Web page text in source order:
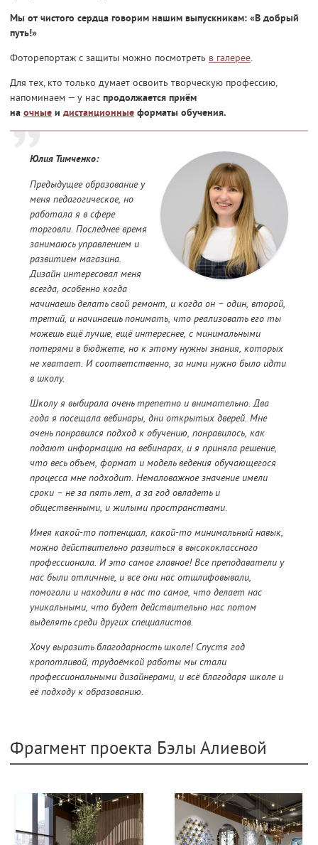
Мы от чистого сердца говорим нашим выпускникам: «В добрый
путь!»
Фоторепортаж с защиты можно посмотреть в галерее.
Для тех, кто только думает освоить творческую профессию,
напоминаем — у нас продолжается приём
на очные и дистанционные форматы обучения.
Юлия Тимченко:
Предыдущее образование у
меня педагогическое, но
работала я в сфере
торговли. Последнее время
занимаюсь управлением и
развитием магазина.
Дизайн интересовал меня
всегда, особенно когда
начинаешь делать свой ремонт, и когда он – один, второй,
третий, и начинаешь понимать, что реализовать его ты
можешь ещё лучше, ещё интереснее, с минимальными
потерями в бюджете, но к этому нужны знания, которых
не хватает. И соответственно, за ними нужно было идти
в школу.
Школу я выбирала очень трепетно и внимательно. Два
года я посещала вебинары, дни открытых дверей. Мне
очень понравился подход к обучению, понравилось, как
подают информацию на вебинарах, и я приняла решение,
что весь объем, формат и модель ведения обучающегося
процесса мне подходит. Немаловажное значение имели
сроки – не за пять лет, а за год овладеть и
общественными, и жилыми пространствами.
Имея какой-то потенциал, какой-то минимальный навык,
можно действительно развиться в высококлассного
профессионала. И это самое главное! Все преподаватели у
нас были отличные, и все они нас отшлифовывали,
помогали и находили в нас то самое, что делает нас
уникальными, что будет действительно нас потом
выделять среди других специалистов.
Хочу выразить благодарность школе! Спустя год
кропотливой, трудоёмкой работы мы стали
профессиональными дизайнерами, и всё благодаря школе и
её подходу к образованию.
Фрагмент проекта Бэлы Алиевой